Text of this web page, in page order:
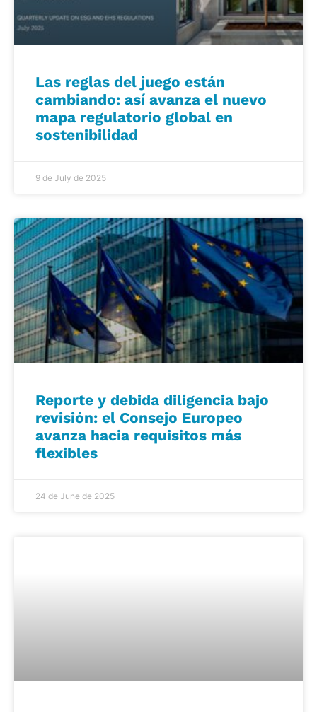
Las reglas del juego están
cambiando: así avanza el nuevo
mapa regulatorio global en
sostenibilidad
9 de July de 2025
Reporte y debida diligencia bajo
revisión: el Consejo Europeo
avanza hacia requisitos más
flexibles
24 de June de 2025